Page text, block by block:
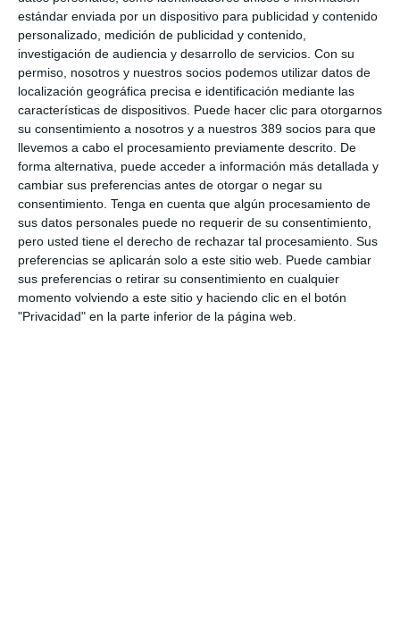
estándar enviada por un dispositivo para publicidad y contenido
personalizado, medición de publicidad y contenido,
investigación de audiencia y desarrollo de servicios. Con su
permiso, nosotros y nuestros socios podemos utilizar datos de
localización geográfica precisa e identificación mediante las
características de dispositivos. Puede hacer clic para otorgarnos
su consentimiento a nosotros y a nuestros 389 socios para que
llevemos a cabo el procesamiento previamente descrito. De
forma alternativa, puede acceder a información más detallada y
cambiar sus preferencias antes de otorgar o negar su
consentimiento. Tenga en cuenta que algún procesamiento de
sus datos personales puede no requerir de su consentimiento,
pero usted tiene el derecho de rechazar tal procesamiento. Sus
preferencias se aplicarán solo a este sitio web. Puede cambiar
sus preferencias o retirar su consentimiento en cualquier
momento volviendo a este sitio y haciendo clic en el botón
"Privacidad" en la parte inferior de la página web.
LO ÚLTIMO
La verdad sobre la IA en el seguro: qué funciona ya y qué sigue
siendo una promesa
Munich Re alcanza un beneficio de casi 4.000 millones y
mantiene sus previsiones para 2026
Allianz gana un 15,5% más en el semestre y confirma sus
objetivos para 2026
Generali dispara un 51,4% el beneficio operativo del negocio de
No Vida en España en el semestre
AXA XL adquiere S-RM, consultora especializada en inteligencia